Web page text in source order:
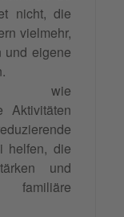
nicht, die
vielmehr,
und eigene
wie
Aktivitäten
helfen, die
und